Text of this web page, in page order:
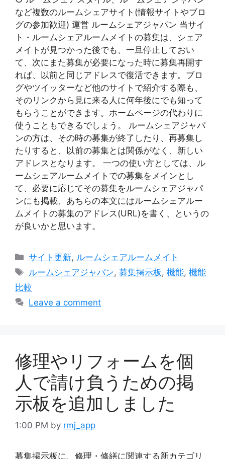
など複数のルームシェアサイト(情報サイトやブロ
グの参加歓迎) 運営 ルームシェアジャパン 当サイ
ト・ルームシェアルームメイトの募集は、シェア
メイトが見つかった後でも、一旦停止しておい
て、次にまた募集が必要になった時に募集再開す
れば、以前と同じアドレスで復活できます。ブロ
グやツイッターなど他のサイトで紹介する際も、
そのリンクから見に来る人に何年後にでも知って
もらうことができます。ホームページの代わりに
使うこともできるでしょう。 ルームシェアジャパ
ンの方は、その時の募集が終了したり、再募集し
たりすると、以前の募集とは関係がなく、新しい
アドレスとなります。 一つの使い方としては、ル
ームシェアルームメイトでの募集をメインとし
て、必要に応じてその募集をルームシェアジャパ
ンにも掲載、あちらの本文にはルームシェアルー
ムメイトの募集のアドレス(URL)を書く、というの
が良いかと思います。
Categories
サイト更新, ルームシェアルームメイト
Tags
ルームシェアジャパン,募集掲示板 ,機能,機能
比較
Leave a comment
修理やリフォームを個
人で請け負うための掲
示板を追加しました
1:00 PM by rmj_app
募集掲示板に、修理・修繕に関連する新カテゴリ